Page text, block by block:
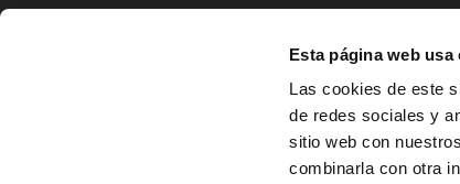
Esta página web usa
Las cookies de este
de redes sociales y
sitio web con
combinarla con otra
LOCALIZACIÓN
Av. Zaragoza, Nº37, 1ºB,
31500 Tudela, Navarra